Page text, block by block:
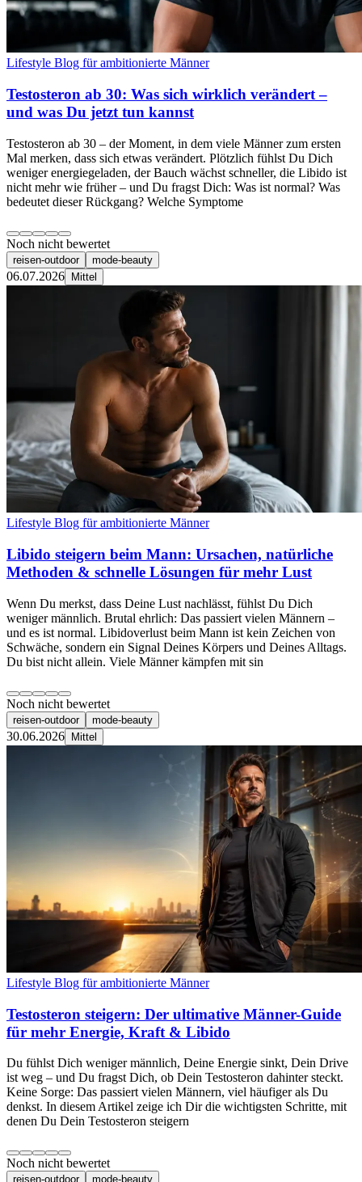
Lifestyle Blog für ambitionierte Männer
Testosteron ab 30: Was sich wirklich verändert –
und was Du jetzt tun kannst
Testosteron ab 30 – der Moment, in dem viele Männer zum ersten
Mal merken, dass sich etwas verändert. Plötzlich fühlst Du Dich
weniger energiegeladen, der Bauch wächst schneller, die Libido ist
nicht mehr wie früher – und Du fragst Dich: Was ist normal? Was
bedeutet dieser Rückgang? Welche Symptome
Noch nicht bewertet
reisen-outdoor mode-beauty
06.07.2026 Mittel
Lifestyle Blog für ambitionierte Männer
Libido steigern beim Mann: Ursachen, natürliche
Methoden & schnelle Lösungen für mehr Lust
Wenn Du merkst, dass Deine Lust nachlässt, fühlst Du Dich
weniger männlich. Brutal ehrlich: Das passiert vielen Männern –
und es ist normal. Libidoverlust beim Mann ist kein Zeichen von
Schwäche, sondern ein Signal Deines Körpers und Deines Alltags.
Du bist nicht allein. Viele Männer kämpfen mit sin
Noch nicht bewertet
reisen-outdoor mode-beauty
30.06.2026 Mittel
Lifestyle Blog für ambitionierte Männer
Testosteron steigern: Der ultimative Männer-Guide
für mehr Energie, Kraft & Libido
Du fühlst Dich weniger männlich, Deine Energie sinkt, Dein Drive
ist weg – und Du fragst Dich, ob Dein Testosteron dahinter steckt.
Keine Sorge: Das passiert vielen Männern, viel häufiger als Du
denkst. In diesem Artikel zeige ich Dir die wichtigsten Schritte, mit
denen Du Dein Testosteron steigern
Noch nicht bewertet
reisen-outdoor mode-beauty